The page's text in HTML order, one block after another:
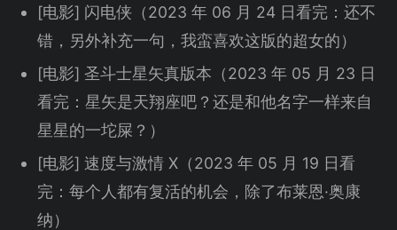
[电影] 闪电侠（2023 年 06 月 24 日看完：还不
错，另外补充一句，我蛮喜欢这版的超女的）
[电影] 圣斗士星矢真版本（2023 年 05 月 23 日
看完：星矢是天翔座吧？还是和他名字一样来自
星星的一坨屎？）
[电影] 速度与激情 X（2023 年 05 月 19 日看
完：每个人都有复活的机会，除了布莱恩·奥康
纳）